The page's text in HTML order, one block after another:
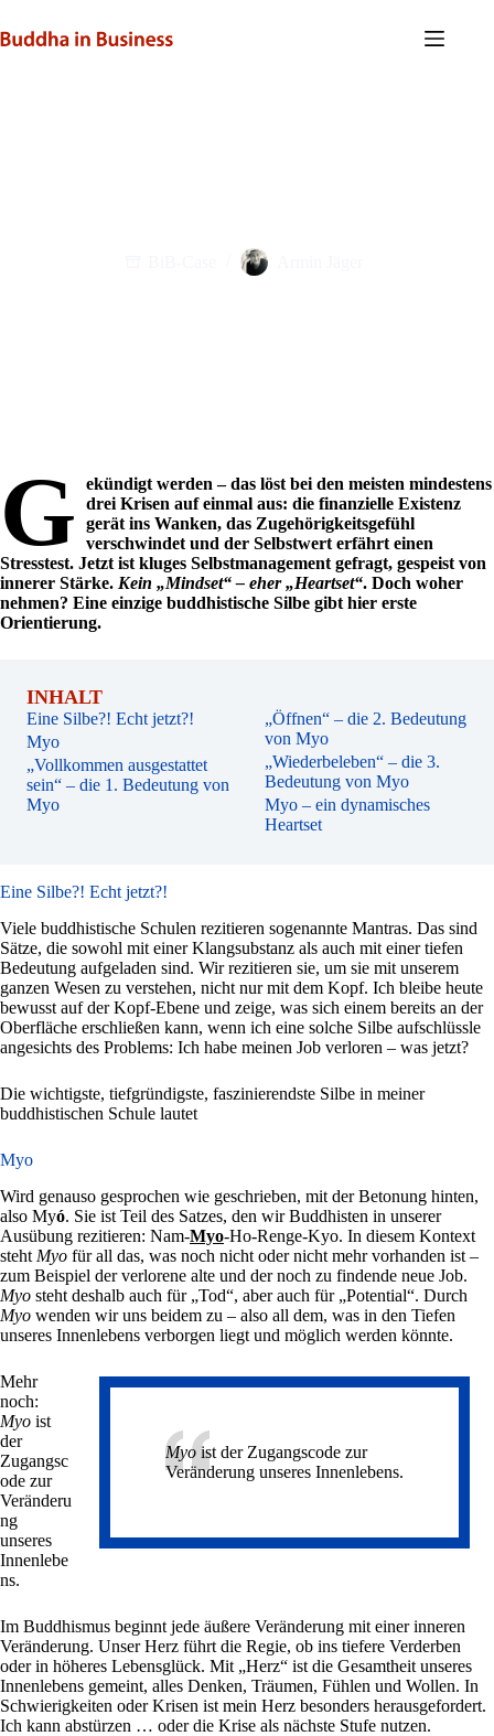
Inhalt
springen
G
ekündigt werden – das löst bei den meisten mindestens
drei Krisen auf einmal aus: die finanzielle Existenz
gerät ins Wanken, das Zugehörigkeitsgefühl
verschwindet und der Selbstwert erfährt einen
Stresstest. Jetzt ist kluges Selbstmanagement gefragt, gespeist von
innerer Stärke. Kein „Mindset“ – eher „Heartset“. Doch woher
nehmen? Eine einzige buddhistische Silbe gibt hier erste
Orientierung.
INHALT
Eine Silbe?! Echt jetzt?!
Myo
„Vollkommen ausgestattet
sein“ – die 1. Bedeutung von
Myo
„Öffnen“ – die 2. Bedeutung
von Myo
„Wiederbeleben“ – die 3.
Bedeutung von Myo
Myo – ein dynamisches
Heartset
Eine Silbe?! Echt jetzt?!
Viele buddhistische Schulen rezitieren sogenannte Mantras. Das sind
Sätze, die sowohl mit einer Klangsubstanz als auch mit einer tiefen
Bedeutung aufgeladen sind. Wir rezitieren sie, um sie mit unserem
ganzen Wesen zu verstehen, nicht nur mit dem Kopf. Ich bleibe heute
bewusst auf der Kopf-Ebene und zeige, was sich einem bereits an der
Oberfläche erschließen kann, wenn ich eine solche Silbe aufschlüssle
angesichts des Problems: Ich habe meinen Job verloren – was jetzt?
Die wichtigste, tiefgründigste, faszinierendste Silbe in meiner
buddhistischen Schule lautet
Myo
Wird genauso gesprochen wie geschrieben, mit der Betonung hinten,
also Myó. Sie ist Teil des Satzes, den wir Buddhisten in unserer
Ausübung rezitieren: Nam-Myo-Ho-Renge-Kyo. In diesem Kontext
steht Myo für all das, was noch nicht oder nicht mehr vorhanden ist –
zum Beispiel der verlorene alte und der noch zu findende neue Job.
Myo steht deshalb auch für „Tod“, aber auch für „Potential“. Durch
Myo wenden wir uns beidem zu – also all dem, was in den Tiefen
unseres Innenlebens verborgen liegt und möglich werden könnte.
Myoist der Zugangscode zur
Veränderung unseres Innenlebens.
Mehr
noch:
Myo ist
der
Zugangsc
ode zur
Veränderu
ng
unseres
Innenlebe
ns.
Im Buddhismus beginnt jede äußere Veränderung mit einer inneren
Veränderung. Unser Herz führt die Regie, ob ins tiefere Verderben
oder in höheres Lebensglück. Mit „Herz“ ist die Gesamtheit unseres
Innenlebens gemeint, alles Denken, Träumen, Fühlen und Wollen. In
Schwierigkeiten oder Krisen ist mein Herz besonders herausgefordert.
Ich kann abstürzen … oder die Krise als nächste Stufe nutzen.